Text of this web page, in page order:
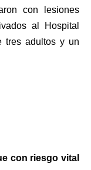
con lesiones
al Hospital
tres adultos y un
con riesgo vital